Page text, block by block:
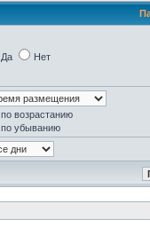
Да Нет
по возрастанию
по убыванию